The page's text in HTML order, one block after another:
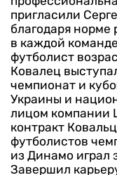
пригласили
благодаря норме
в каждой
футболист
Ковалец
чемпионат и
Украины и
лицом компании
контракт
футболистов
из Динамо играл
Завершил